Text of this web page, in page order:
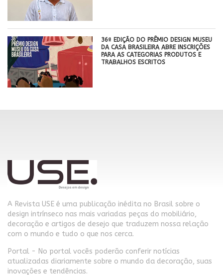
36ª EDIÇÃO DO PRÊMIO DESIGN MUSEU
DA CASA BRASILEIRA ABRE INSCRIÇÕES
PARA AS CATEGORIAS PRODUTOS E
TRABALHOS ESCRITOS
A Revista USE é uma publicação inédita no Brasil sobre o
design intrínseco nas mais variadas peças do mobiliário,
decoração e artigos de desejo que traduzem nossa relação
com o mundo e tudo o que nos cerca.
Portal - No portal vocês poderão conferir notícias
atualizadas diariamente sobre o mundo da decoração, suas
inovações e tendências.